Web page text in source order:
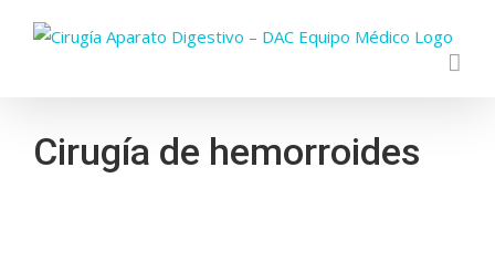
Cirugía de hemorroides